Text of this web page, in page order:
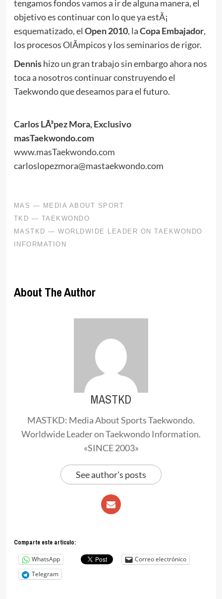
tengamos fondos vamos a ir de alguna manera, el
objetivo es continuar con lo que ya estÃ¡
esquematizado, el Open 2010, laCopa Embajador,
los procesos OlÃ­mpicos y los seminarios de rigor.
Dennishizo un gran trabajo sin embargo ahora nos
toca a nosotros continuar construyendo el
Taekwondo que deseamos para el futuro.
Carlos LÃ³pez Mora, Exclusivo
masTaekwondo.com
www.masTaekwondo.com
carloslopezmora@mastaekwondo.com
About The Author
MASTKD
MASTKD: Media About Sports Taekwondo.
Worldwide Leader on Taekwondo Information.
«SINCE 2003»
See author's posts
Comparte este articulo:
WhatsApp
Correo electrónico
Telegram